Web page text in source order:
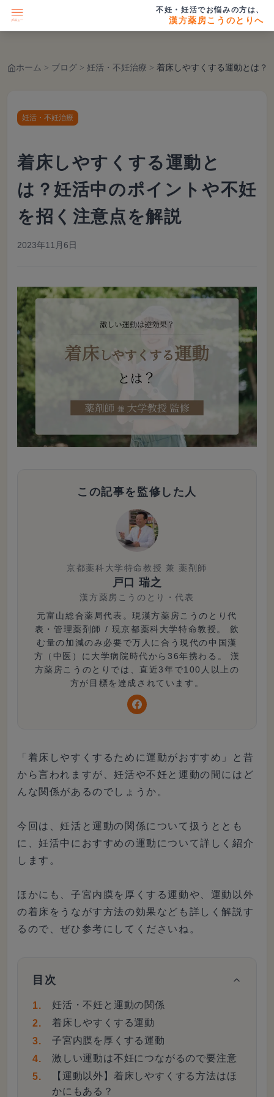
不妊・妊活でお悩みの方は、
漢方薬房こうのとりへ
ホーム > ブログ > 妊活・不妊治療 >
妊活・不妊治療
着床しやすくする運動と
は？妊活中のポイントや不妊
を招く注意点を解説
2023年11月6日
この記事を監修した人
京都薬科大学特命教授 兼 薬剤師
戸口 瑞之
漢方薬房こうのとり ・代表
元富山総合薬局代表。現漢方薬房こうのとり代
表・管理薬剤師 / 現京都薬科大学特命教授。 飲
む量の加減のみ必要で万人に合う現代の中国漢
方（中医）に大学病院時代から36年携わる。 漢
方薬房こうのとりでは、直近3年で100人以上の
方が目標を達成されています。
「着床しやすくするために運動がおすすめ」と昔
から言われますが、妊活や不妊と運動の間にはど
んな関係があるのでしょうか。
今回は、妊活と運動の関係について扱うととも
に、妊活中におすすめの運動について詳しく紹介
します。
ほかにも、子宮内膜を厚くする運動や、運動以外
の着床をうながす方法の効果なども詳しく解説す
るので、ぜひ参考にしてくださいね。
目次
妊活・不妊と運動の関係
着床しやすくする運動
子宮内膜を厚くする運動
激しい運動は不妊につながるので要注意
【運動以外】着床しやすくする方法はほ
かにもある？